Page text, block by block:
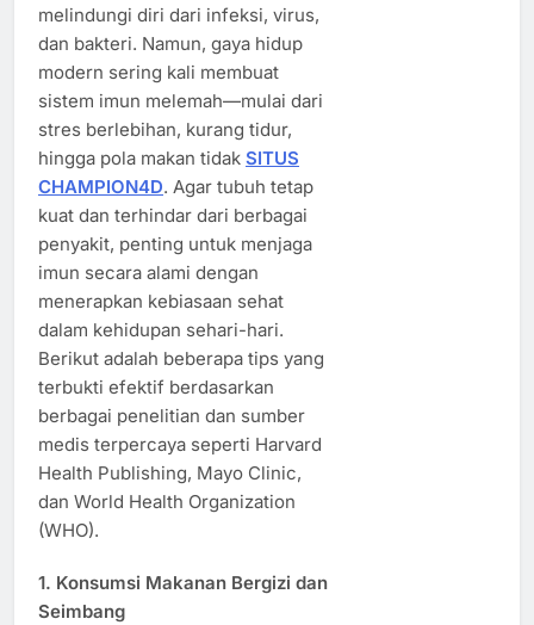
melindungi diri dari infeksi, virus,
dan bakteri. Namun, gaya hidup
modern sering kali membuat
sistem imun melemah—mulai dari
stres berlebihan, kurang tidur,
hingga pola makan tidak SITUS
CHAMPION4D. Agar tubuh tetap
kuat dan terhindar dari berbagai
penyakit, penting untuk menjaga
imun secara alami dengan
menerapkan kebiasaan sehat
dalam kehidupan sehari-hari.
Berikut adalah beberapa tips yang
terbukti efektif berdasarkan
berbagai penelitian dan sumber
medis terpercaya seperti Harvard
Health Publishing, Mayo Clinic,
dan World Health Organization
(WHO).
1. Konsumsi Makanan Bergizi dan
Seimbang